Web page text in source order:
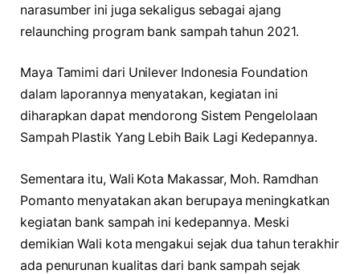
narasumber ini juga sekaligus sebagai ajang
relaunching program bank sampah tahun 2021.
Maya Tamimi dari Unilever Indonesia Foundation
dalam laporannya menyatakan, kegiatan ini
diharapkan dapat mendorong Sistem Pengelolaan
Sampah Plastik Yang Lebih Baik Lagi Kedepannya.
Sementara itu, Wali Kota Makassar, Moh. Ramdhan
Pomanto menyatakan akan berupaya meningkatkan
kegiatan bank sampah ini kedepannya. Meski
demikian Wali kota mengakui sejak dua tahun terakhir
ada penurunan kualitas dari bank sampah sejak